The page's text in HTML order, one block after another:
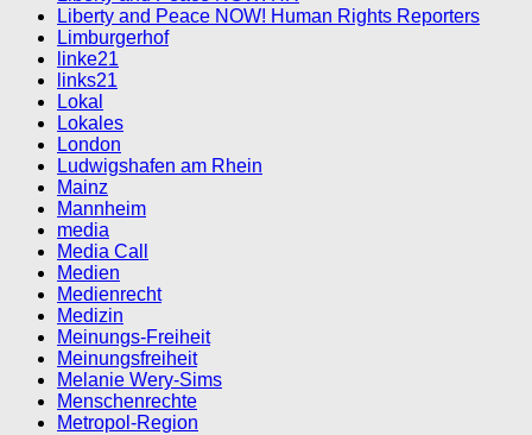
Liberty and Peace NOW! Human Rights Reporters
Limburgerhof
linke21
links21
Lokal
Lokales
London
Ludwigshafen am Rhein
Mainz
Mannheim
media
Media Call
Medien
Medienrecht
Medizin
Meinungs-Freiheit
Meinungsfreiheit
Melanie Wery-Sims
Menschenrechte
Metropol-Region